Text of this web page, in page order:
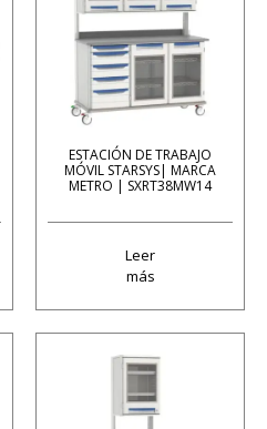
ESTACIÓN DE TRABAJO
MÓVIL STARSYS| MARCA
METRO | SXRT38MW14
Leer
más